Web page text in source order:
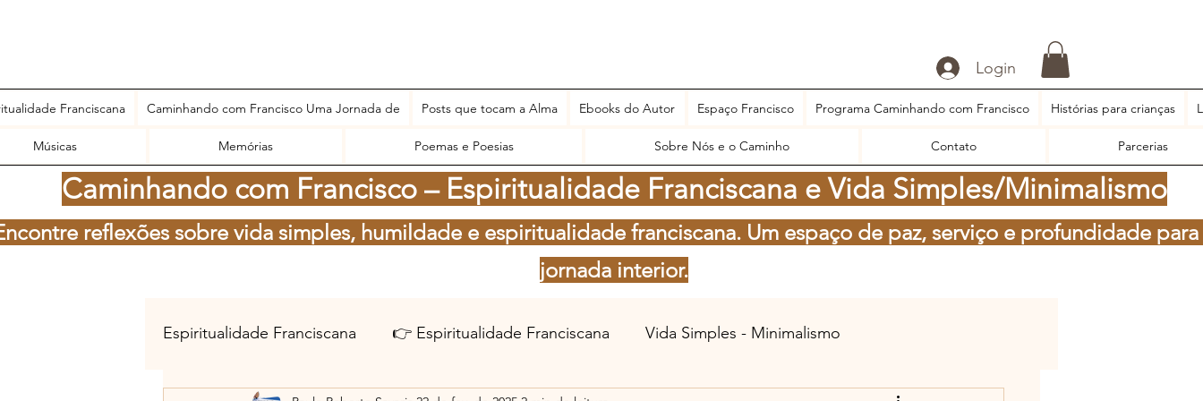
Login
Franciscana Caminhando com Francisco Uma Jornada de Posts que tocam a Alma Ebooks do Autor Espaço Francisco Programa Caminhando com Francisco Histórias para crianças
Músicas Memórias Poemas e Poesias Sobre Nós e o Caminho Contato Parcerias
Caminhando com Francisco – Espiritualidade Franciscana e Vida Simples/Minimalismo
reflexões sobre vida simples, humildade e espiritualidade franciscana. Um espaço de paz, serviço e profundidade para
jornada interior.
Espiritualidade Franciscana 👉 Espiritualidade Franciscana Vida Simples - Minimalismo